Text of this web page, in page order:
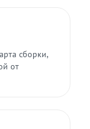
сборки,
от